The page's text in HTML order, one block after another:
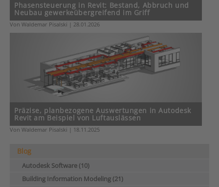
Phasensteuerung in Revit: Bestand, Abbruch und
Neubau gewerkeübergreifend im Griff
Von Waldemar Pisalski | 28.01.2026
Präzise, planbezogene Auswertungen in Autodesk
Revit am Beispiel von Luftauslässen
Von Waldemar Pisalski | 18.11.2025
Blog
Autodesk Software (10)
Building Information Modeling (21)